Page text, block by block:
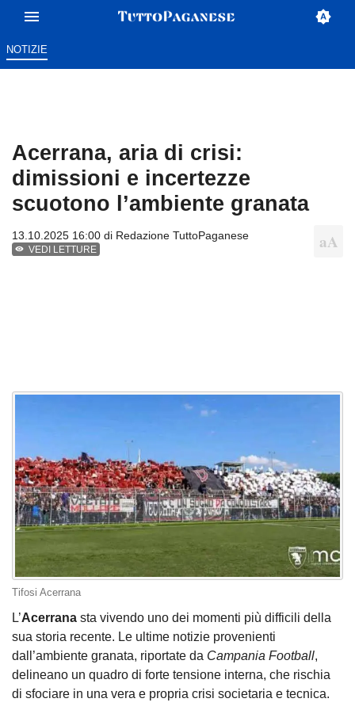
NOTIZIE
Acerrana, aria di crisi:
dimissioni e incertezze
scuotono l’ambiente granata
13.10.2025 16:00 di Redazione TuttoPaganese
VEDI LETTURE
Tifosi Acerrana
L’Acerrana sta vivendo uno dei momenti più difficili della
sua storia recente. Le ultime notizie provenienti
dall’ambiente granata, riportate da Campania Football,
delineano un quadro di forte tensione interna, che rischia
di sfociare in una vera e propria crisi societaria e tecnica.